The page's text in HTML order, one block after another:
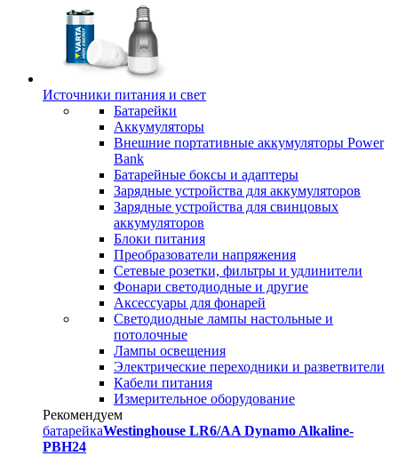
Источники питания и свет
Батарейки
Аккумуляторы
Внешние портативные аккумуляторы Power
Bank
Батарейные боксы и адаптеры
Зарядные устройства для аккумуляторов
Зарядные устройства для свинцовых
аккумуляторов
Блоки питания
Преобразователи напряжения
Сетевые розетки, фильтры и удлинители
Фонари светодиодные и другие
Аксессуары для фонарей
Светодиодные лампы настольные и
потолочные
Лампы освещения
Электрические переходники и разветвители
Кабели питания
Измерительное оборудование
Рекомендуем
батарейкаWestinghouse LR6/AA Dynamo Alkaline-
PBH24